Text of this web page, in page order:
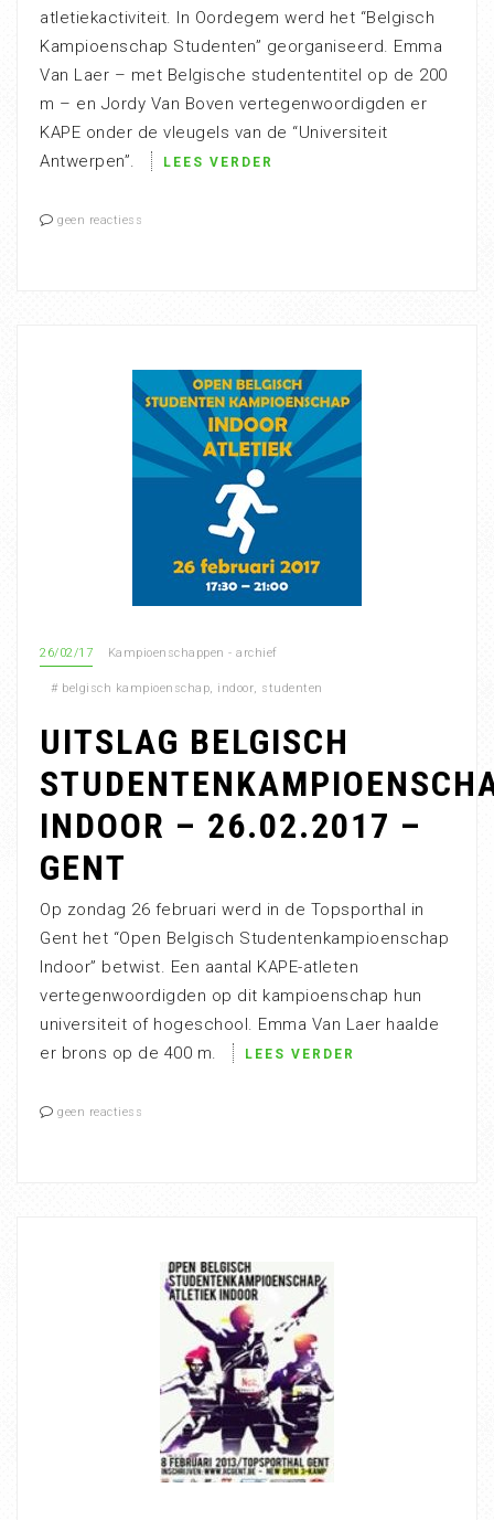
atletiekactiviteit. In Oordegem werd het “Belgisch
Kampioenschap Studenten” georganiseerd. Emma
Van Laer – met Belgische studententitel op de 200
m – en Jordy Van Boven vertegenwoordigden er
KAPE onder de vleugels van de “Universiteit
Antwerpen”.
LEES VERDER
geen reactiess
26/02/17 Kampioenschappen - archief
# belgisch kampioenschap, indoor, studenten
UITSLAG BELGISCH
INDOOR – 26.02.2017 –
GENT
Op zondag 26 februari werd in de Topsporthal in
Gent het “Open Belgisch Studentenkampioenschap
Indoor” betwist. Een aantal KAPE-atleten
vertegenwoordigden op dit kampioenschap hun
universiteit of hogeschool. Emma Van Laer haalde
er brons op de 400 m.
LEES VERDER
geen reactiess